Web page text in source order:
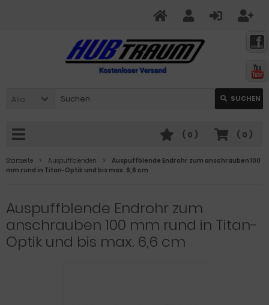
Alle SUCHEN
( 0 )
( 0 )
Startseite Auspuffblenden
Auspuffblende Endrohr zum anschrauben 100
mm rund in Titan-Optik und bis max. 6,6 cm
Auspuffblende Endrohr zum
anschrauben 100 mm rund in Titan-
Optik und bis max. 6,6 cm